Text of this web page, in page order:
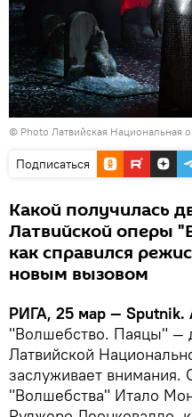
© Photo Латвийская Национальная
Подписаться
Какой получилась
Латвийской оперы
как справился
новым вызовом
РИГА, 25 мар — Sputnik.
"Волшебство. Паяцы" —
Латвийской
заслуживает внимания.
"Волшебства" Итало